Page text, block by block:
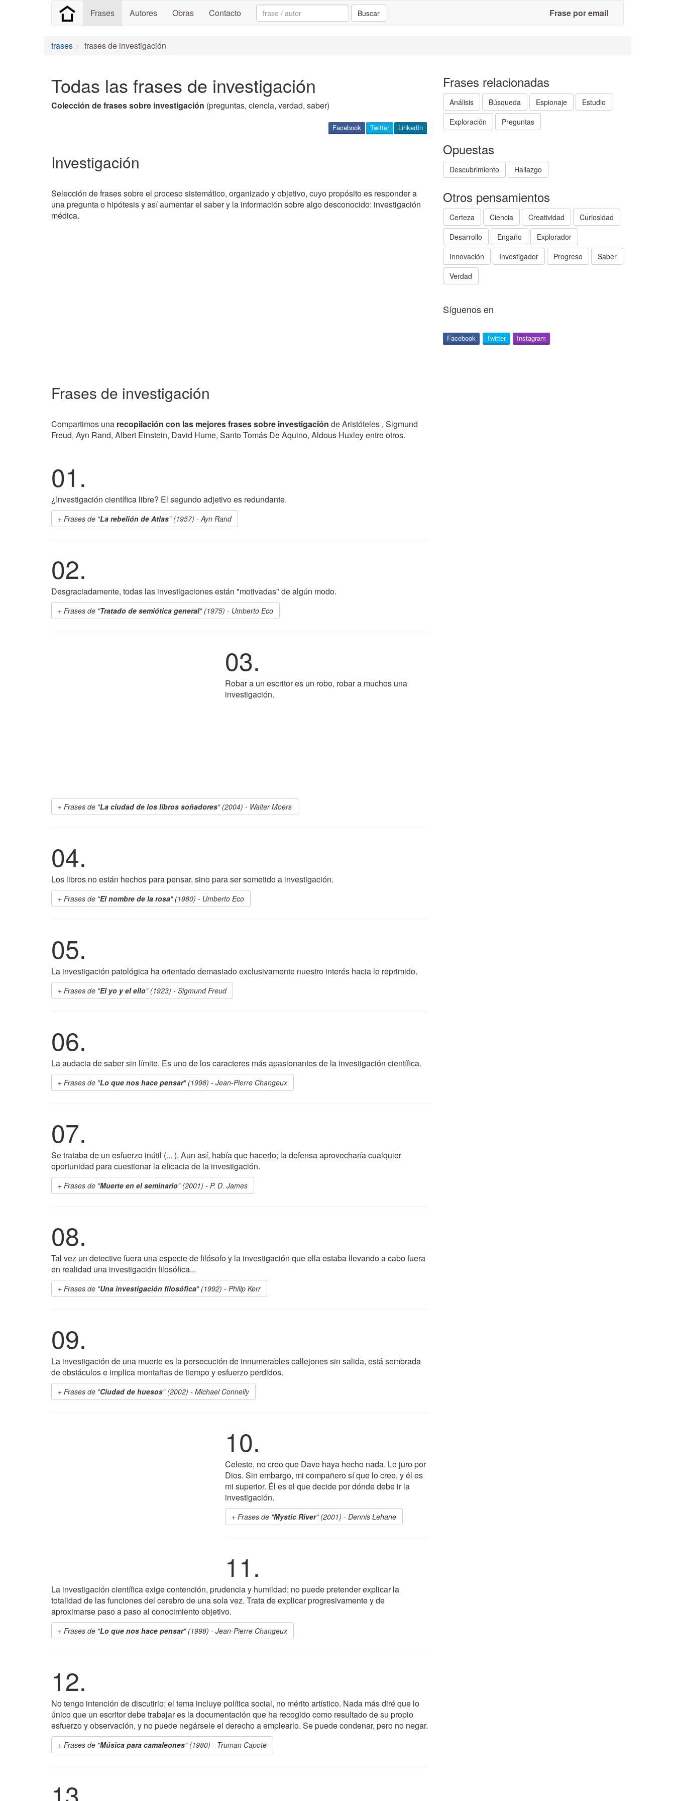
Frases Autores Obras Contacto Search: Buscar Frase por email
frases frases de investigación
Todas las frases de investigación
Colección de frases sobre investigación (preguntas, ciencia, verdad, saber)
LinkedIn
Twitter
Facebook
Investigación
Selección de frases sobre el proceso sistemático, organizado y objetivo, cuyo propósito es responder a
una pregunta o hipótesis y así aumentar el saber y la información sobre algo desconocido: investigación
médica.
Frases de investigación
Compartimos una recopilación con las mejores frases sobre investigación de Aristóteles , Sigmund
Freud, Ayn Rand, Albert Einstein, David Hume, Santo Tomás De Aquino, Aldous Huxley entre otros.
01.
¿Investigación científica libre? El segundo adjetivo es redundante.
Frases de "La rebelión de Atlas" (1957) - Ayn Rand
02.
Desgraciadamente, todas las investigaciones están "motivadas" de algún modo.
Frases de "Tratado de semiótica general" (1975) - Umberto Eco
03.
Robar a un escritor es un robo, robar a muchos una
investigación.
Frases de "La ciudad de los libros soñadores" (2004) - Walter Moers
04.
Los libros no están hechos para pensar, sino para ser sometido a investigación.
Frases de "El nombre de la rosa" (1980) - Umberto Eco
05.
La investigación patológica ha orientado demasiado exclusivamente nuestro interés hacia lo reprimido.
Frases de "El yo y el ello" (1923) - Sigmund Freud
06.
La audacia de saber sin límite. Es uno de los caracteres más apasionantes de la investigación científica.
Frases de "Lo que nos hace pensar" (1998) - Jean-Pierre Changeux
07.
Se trataba de un esfuerzo inútil (... ). Aun así, había que hacerlo; la defensa aprovecharía cualquier
oportunidad para cuestionar la eficacia de la investigación.
Frases de "Muerte en el seminario" (2001) - P. D. James
08.
Tal vez un detective fuera una especie de filósofo y la investigación que ella estaba llevando a cabo fuera
en realidad una investigación filosófica...
Frases de "Una investigación filosófica" (1992) - Philip Kerr
09.
La investigación de una muerte es la persecución de innumerables callejones sin salida, está sembrada
de obstáculos e implica montañas de tiempo y esfuerzo perdidos.
Frases de "Ciudad de huesos" (2002) - Michael Connelly
10.
Celeste, no creo que Dave haya hecho nada. Lo juro por
Dios. Sin embargo, mi compañero sí que lo cree, y él es
mi superior. Él es el que decide por dónde debe ir la
investigación.
Frases de "Mystic River" (2001) - Dennis Lehane
11.
La investigación científica exige contención, prudencia y humildad; no puede pretender explicar la
totalidad de las funciones del cerebro de una sola vez. Trata de explicar progresivamente y de
aproximarse paso a paso al conocimiento objetivo.
Frases de "Lo que nos hace pensar" (1998) - Jean-Pierre Changeux
12.
No tengo intención de discutirlo; el tema incluye política social, no mérito artístico. Nada más diré que lo
único que un escritor debe trabajar es la documentación que ha recogido como resultado de su propio
esfuerzo y observación, y no puede negársele el derecho a emplearlo. Se puede condenar, pero no negar.
Frases de "Música para camaleones" (1980) - Truman Capote
Frases relacionadas
Análisis Búsqueda Espionaje
Estudio
Exploración
Preguntas
Opuestas
Descubrimiento Hallazgo
Otros pensamientos
Certeza Ciencia Creatividad
Curiosidad
Desarrollo
Engaño
Explorador
Innovación
Investigador Progreso
Saber
Verdad
Síguenos en
Facebook Twitter Instagram